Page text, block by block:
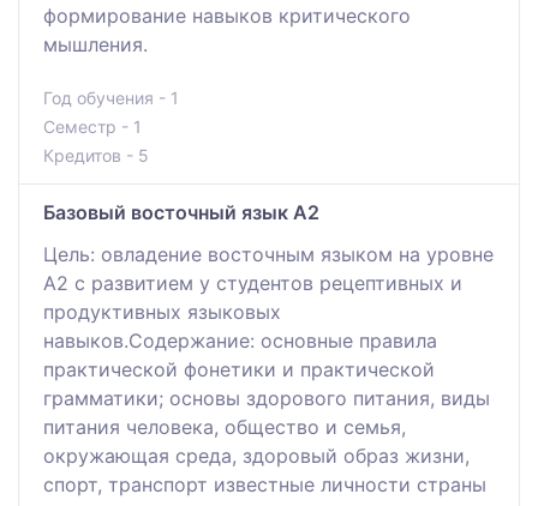
формирование навыков критического
мышления.
Год обучения - 1
Семестр - 1
Кредитов - 5
Базовый восточный язык А2
Цель: овладение восточным языком на уровне
А2 с развитием у студентов рецептивных и
продуктивных языковых
навыков.Содержание: основные правила
практической фонетики и практической
грамматики; основы здорового питания, виды
питания человека, общество и семья,
окружающая среда, здоровый образ жизни,
спорт, транспорт известные личности страны